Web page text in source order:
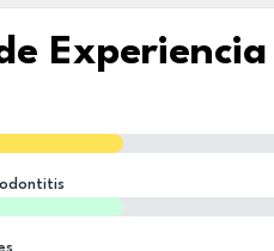
Experiencia